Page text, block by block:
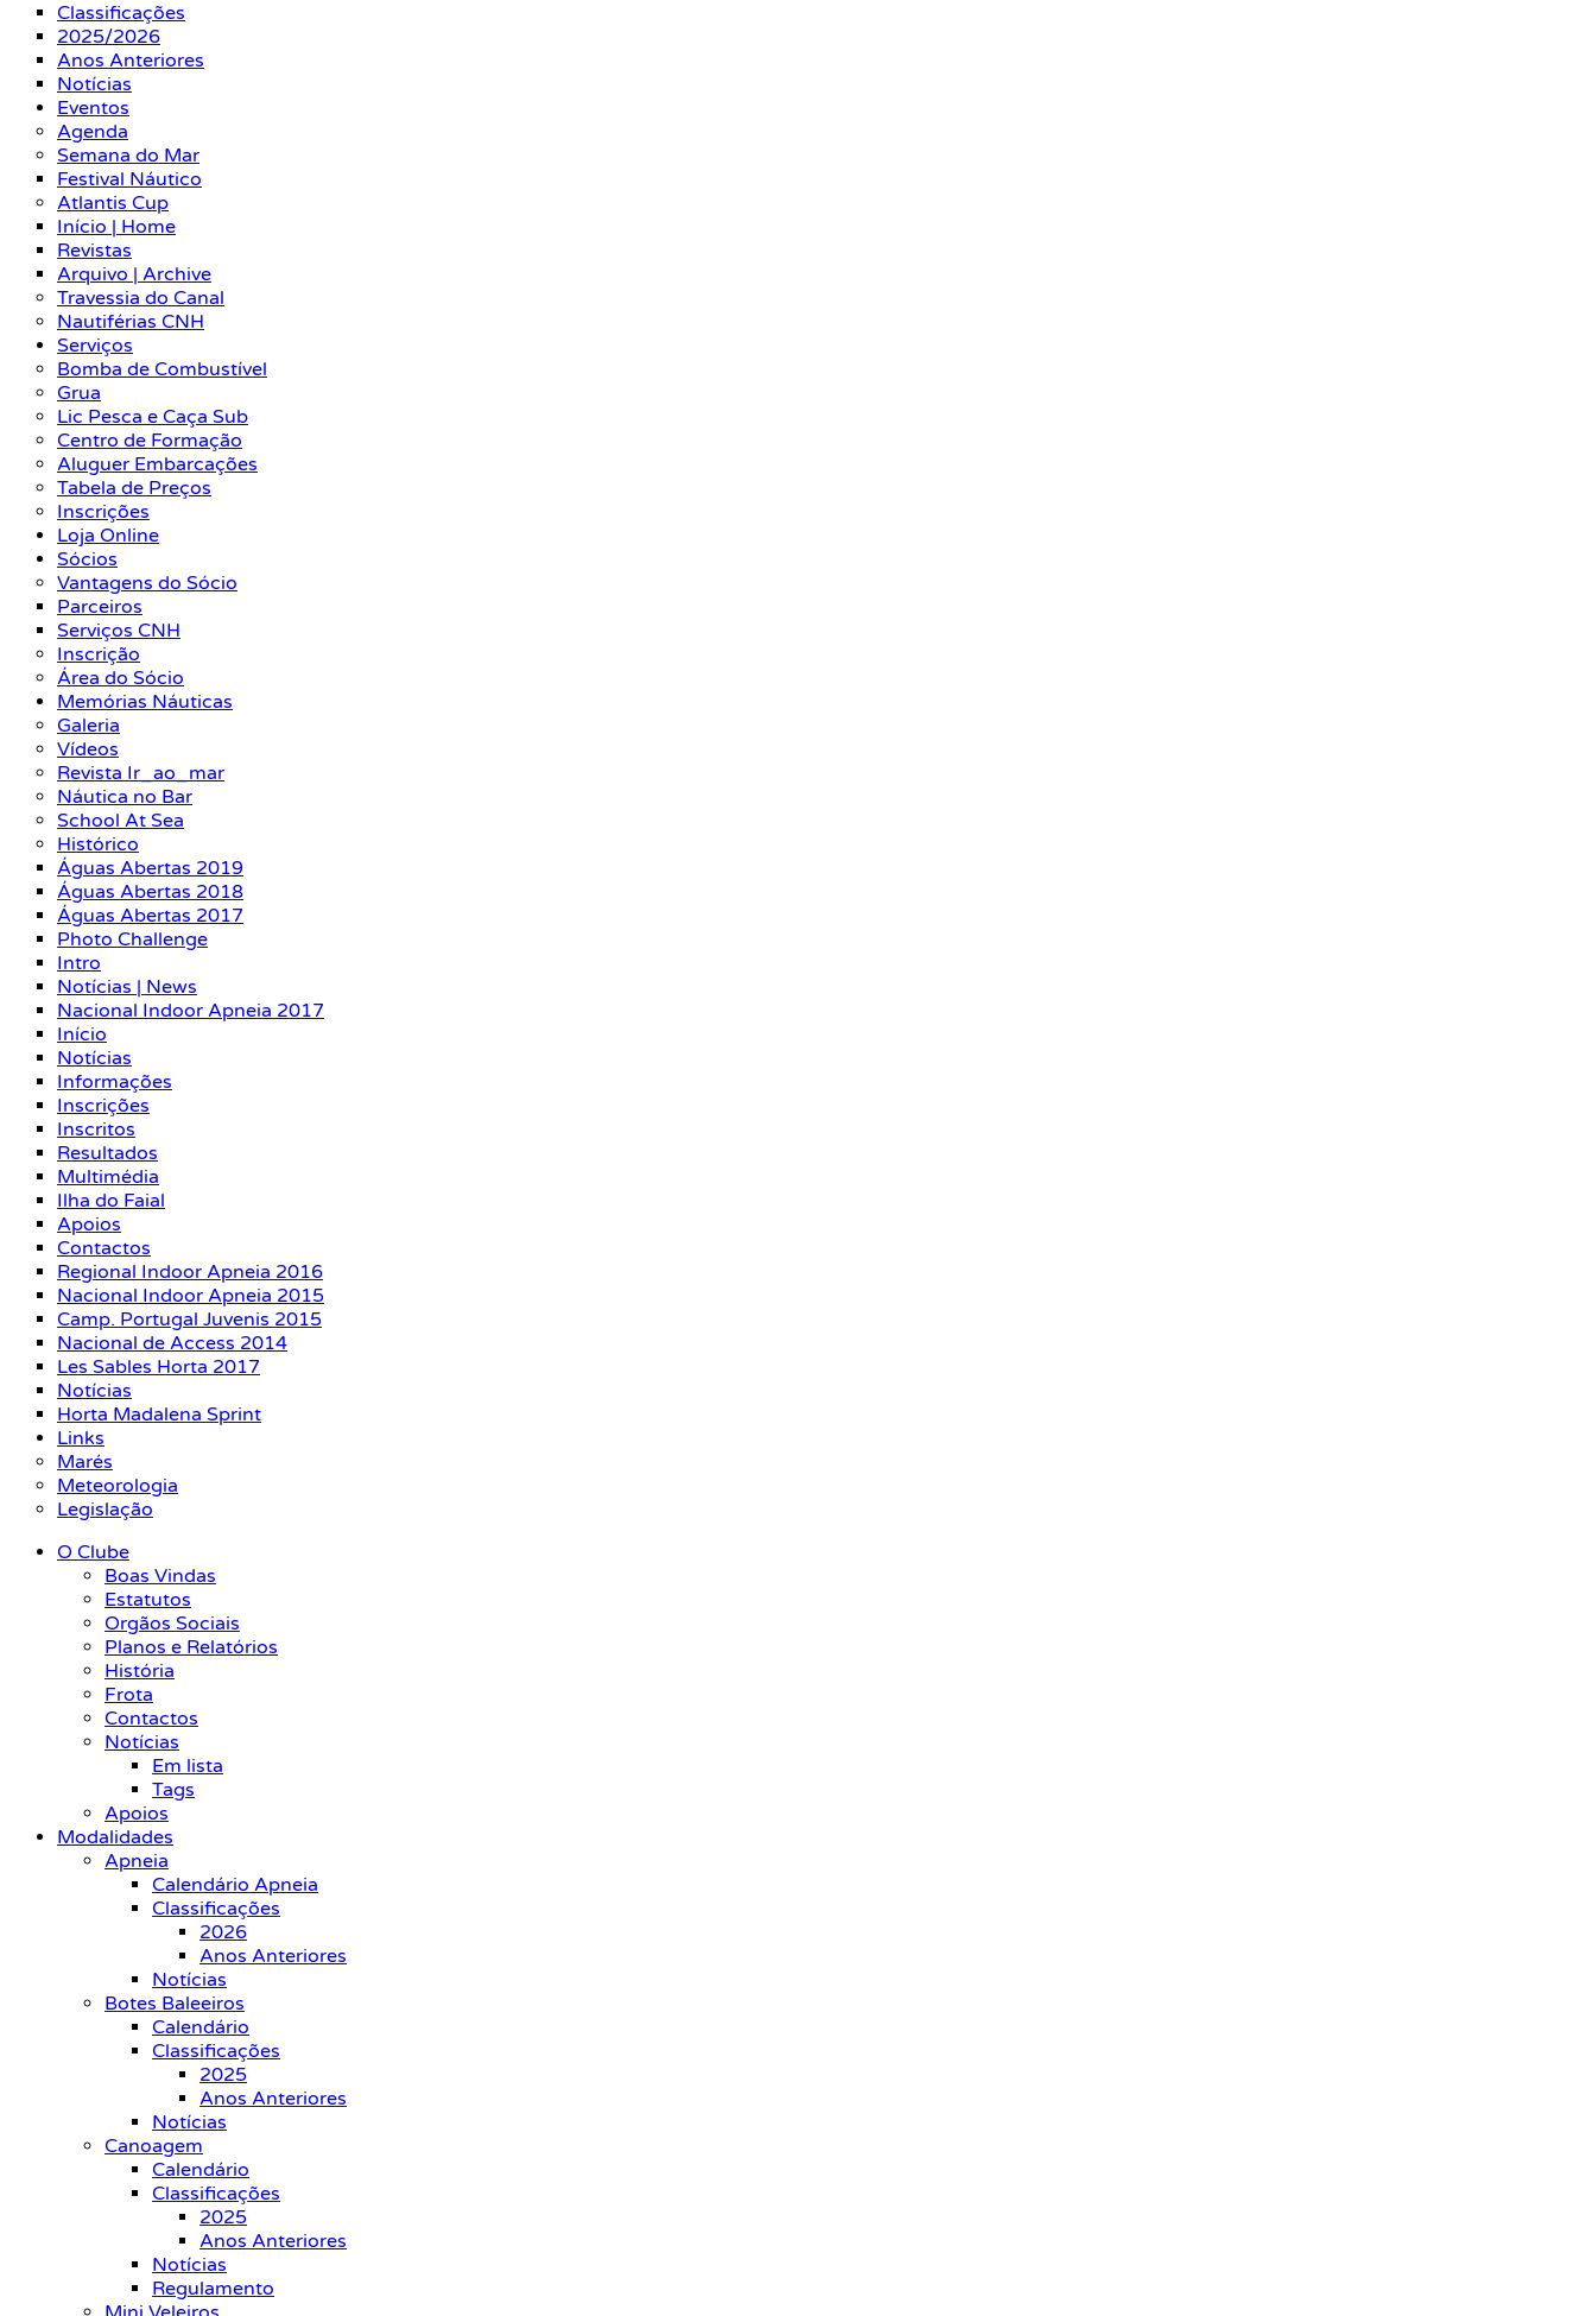
Classificações
2025/2026
Anos Anteriores
Notícias
Eventos
Agenda
Semana do Mar
Festival Náutico
Atlantis Cup
Início | Home
Revistas
Arquivo | Archive
Travessia do Canal
Nautiférias CNH
Serviços
Bomba de Combustível
Grua
Lic Pesca e Caça Sub
Centro de Formação
Aluguer Embarcações
Tabela de Preços
Inscrições
Loja Online
Sócios
Vantagens do Sócio
Parceiros
Serviços CNH
Inscrição
Área do Sócio
Memórias Náuticas
Galeria
Vídeos
Revista Ir_ao_mar
Náutica no Bar
School At Sea
Histórico
Águas Abertas 2019
Águas Abertas 2018
Águas Abertas 2017
Photo Challenge
Intro
Notícias | News
Nacional Indoor Apneia 2017
Início
Notícias
Informações
Inscrições
Inscritos
Resultados
Multimédia
Ilha do Faial
Apoios
Contactos
Regional Indoor Apneia 2016
Nacional Indoor Apneia 2015
Camp. Portugal Juvenis 2015
Nacional de Access 2014
Les Sables Horta 2017
Notícias
Horta Madalena Sprint
Links
Marés
Meteorologia
Legislação
O Clube
Boas Vindas
Estatutos
Orgãos Sociais
Planos e Relatórios
História
Frota
Contactos
Notícias
Em lista
Tags
Apoios
Modalidades
Apneia
Calendário Apneia
Classificações
2026
Anos Anteriores
Notícias
Botes Baleeiros
Calendário
Classificações
2025
Anos Anteriores
Notícias
Canoagem
Calendário
Classificações
2025
Anos Anteriores
Notícias
Regulamento